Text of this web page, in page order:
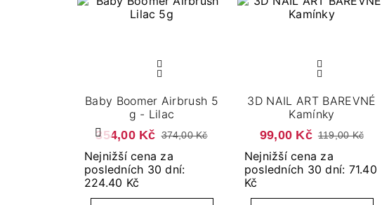
Předchozí
Baby Boomer Airbrush 5
g - Lilac
354,00 Kč 374,00 Kč
Nejnižší cena za
posledních 30 dní:
224.40 Kč
3D NAIL ART BAREVNÉ
Kamínky
99,00 Kč 119,00 Kč
Nejnižší cena za
posledních 30 dní: 71.40
Kč